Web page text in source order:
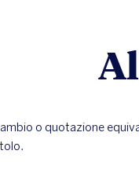
o quotazione